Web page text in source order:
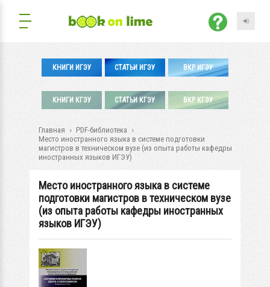
КНИГИ ИГЭУ СТАТЬИ ИГЭУ ВКР ИГЭУ
КНИГИ КГЭУ СТАТЬИ КГЭУ ВКР КГЭУ
Главная
PDF-библиотека
Место иностранного языка в системе подготовки
магистров в техническом вузе (из опыта работы кафедры
иностранных языков ИГЭУ)
Место иностранного языка в системе
подготовки магистров в техническом вузе
(из опыта работы кафедры иностранных
языков ИГЭУ)